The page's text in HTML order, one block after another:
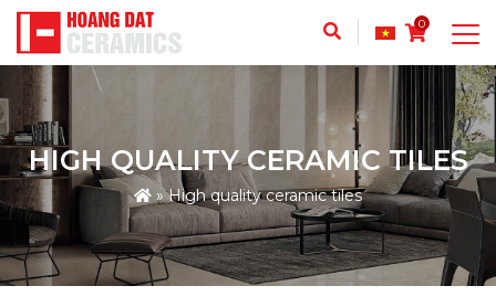
0
HIGH QUALITY CERAMIC TILES
» High quality ceramic tiles